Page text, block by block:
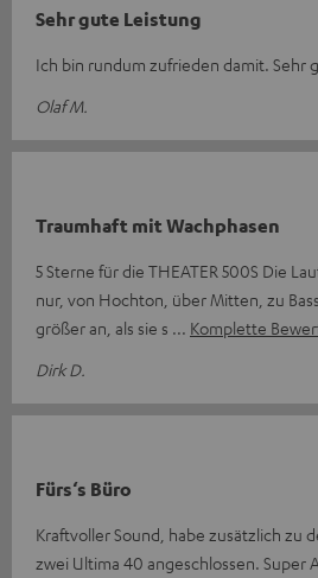
Sehr gute Leistung
Ich bin rundum zufrieden damit. Sehr
Olaf M.
Traumhaft mit Wachphasen
5 Sterne für die THEATER 500S Die
nur, von Hochton, über Mitten, zu
größer an, als sie s
Komplette
Dirk D.
Fürs‘s Büro
Kraftvoller Sound, habe zusätzlich zu
zwei Ultima 40 angeschlossen. Super